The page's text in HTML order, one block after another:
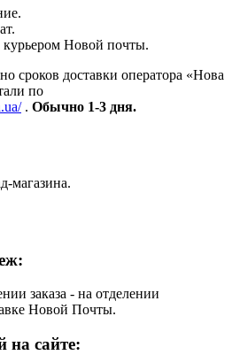
курьером Новой почты.
сроков доставки оператора «Нова
по
. Обычно 1-3 дня.
магазина.
заказа - на отделении
Новой Почты.
на сайте: